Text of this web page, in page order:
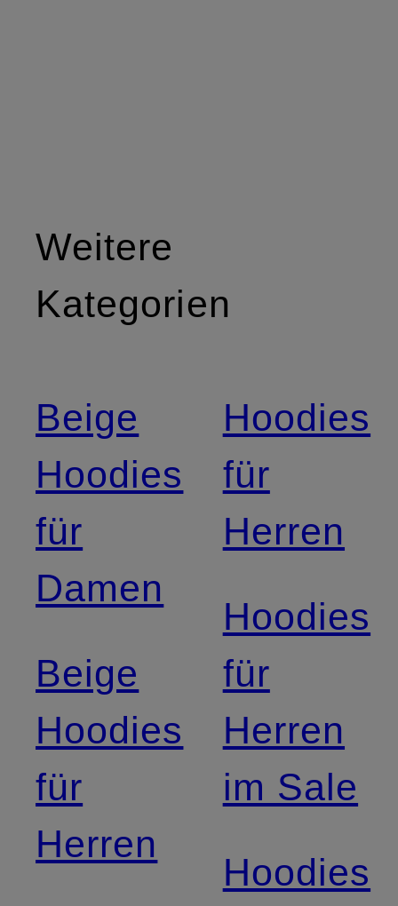
Weitere
Kategorien
Beige
Hoodies
für
Damen
Beige
Hoodies
für
Herren
Hoodies
für
Herren
Hoodies
für
Herren
im Sale
Hoodies